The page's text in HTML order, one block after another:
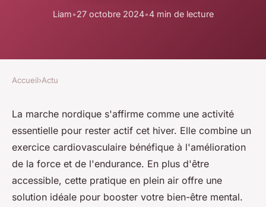
Liam•27 octobre 2024•4 min de lecture
Accueil›Actu
La marche nordique s'affirme comme une activité
essentielle pour rester actif cet hiver. Elle combine un
exercice cardiovasculaire bénéfique à l'amélioration
de la force et de l'endurance. En plus d'être
accessible, cette pratique en plein air offre une
solution idéale pour booster votre bien-être mental.